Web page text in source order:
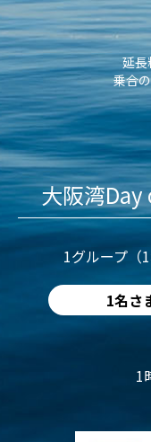
延長
乗合
大阪湾
1グループ（
1名さ
1